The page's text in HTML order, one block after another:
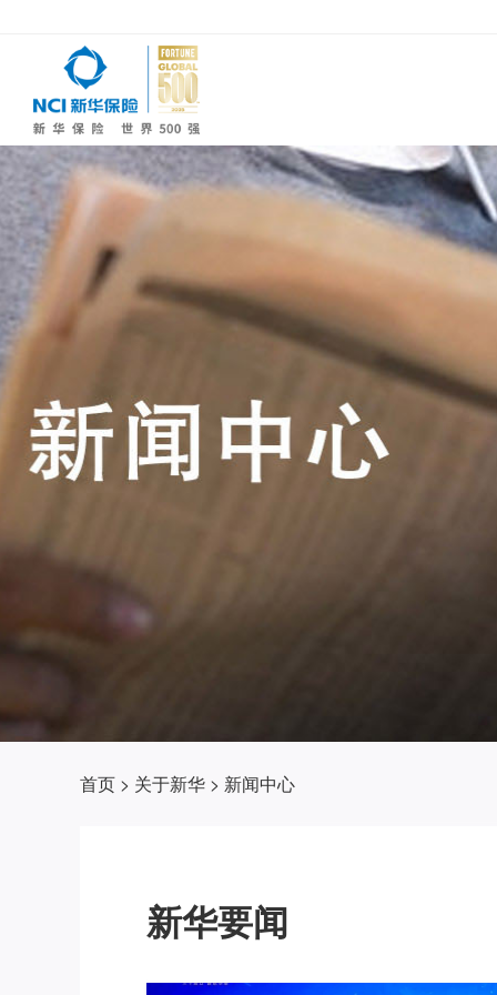
首页 > 关于新华 > 新闻中心
新华要闻